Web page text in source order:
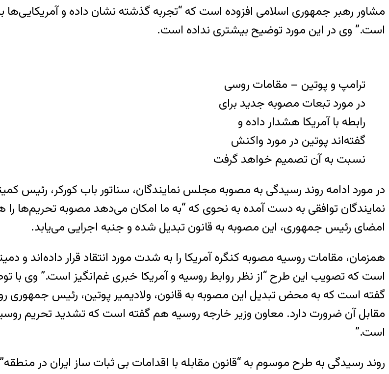
مشاور رهبر جمهوری اسلامی افزوده است که “تجربه گذشته نشان داده‌ و
است.” وی در این مورد توضیح بیشتری نداده است.
ترامپ و پوتین – مقامات روسی
در مورد تبعات مصوبه جدید برای
رابطه با آمریکا هشدار داده و
گفته‌اند پوتین در مورد واکنش
نسبت به آن تصمیم خواهد گرفت
در مورد ادامه روند رسیدگی به مصوبه مجلس نمایندگان، سناتور باب کورکر،
نمایندگان توافقی به دست آمده به نحوی که “به ما امکان می‌دهد مصوبه تحریم‌ها را
امضای رئیس جمهوری، این مصوبه به قانون تبدیل شده و جنبه اجرایی می‌یابد.
همزمان، مقامات روسیه مصوبه کنگره آمریکا را به شدت مورد انتقاد قرار
است که تصویب این طرح “از نظر روابط روسیه و آمریکا خبری غم‌انگیز است.” وی با
گفته است که به محض تبدیل این مصوبه به قانون، ولادیمیر پوتین، رئیس جمهوری
مقابل آن ضرورت دارد. معاون وزیر خارجه روسیه هم گفته است که تشدید تحریم
است.”
روند رسیدگی به طرح موسوم به “قانون مقابله با اقدامات بی ثبات ساز ایران در